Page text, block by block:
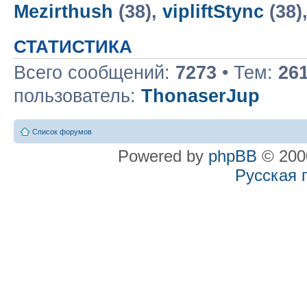
Mezirthush (38), vipliftStync
СТАТИСТИКА
Всего сообщений: 7273 • Тем:
пользователь: ThonaserJup
Список форумов
Powered by phpBB ©
Русская